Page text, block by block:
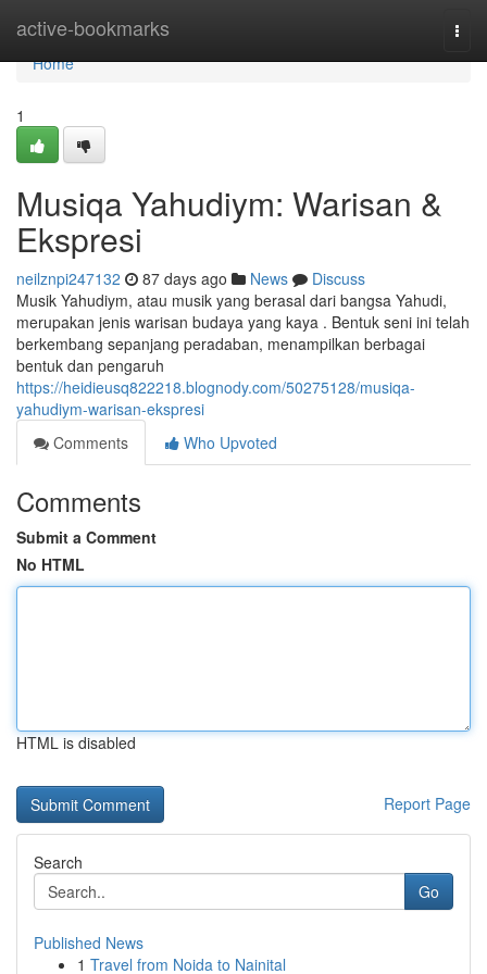
active-bookmarks
Home
Home
1
Musiqa Yahudiym: Warisan &
Ekspresi
neilznpi247132 87 days ago News
Discuss
Musik Yahudiym, atau musik yang berasal dari bangsa Yahudi,
merupakan jenis warisan budaya yang kaya . Bentuk seni ini telah
berkembang sepanjang peradaban, menampilkan berbagai
bentuk dan pengaruh
https://heidieusq822218.blognody.com/50275128/musiqa-
yahudiym-warisan-ekspresi
Comments
Who Upvoted
Comments
Submit a Comment
No HTML
HTML is disabled
Report Page
Search
Go
Published News
1 Travel from Noida to Nainital